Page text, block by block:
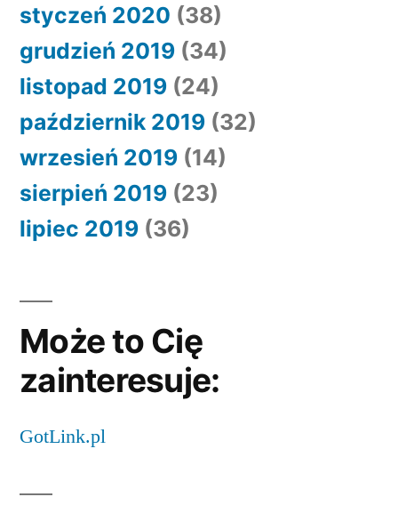
styczeń 2020 (38)
grudzień 2019 (34)
listopad 2019 (24)
październik 2019 (32)
wrzesień 2019 (14)
sierpień 2019 (23)
lipiec 2019 (36)
Może to Cię
zainteresuje:
GotLink.pl